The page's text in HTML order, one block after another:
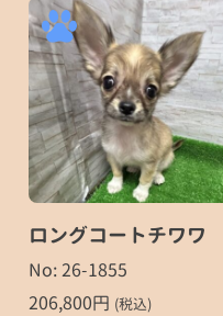
ロングコートチワワ
No: 26-1855
206,800円 (税込)